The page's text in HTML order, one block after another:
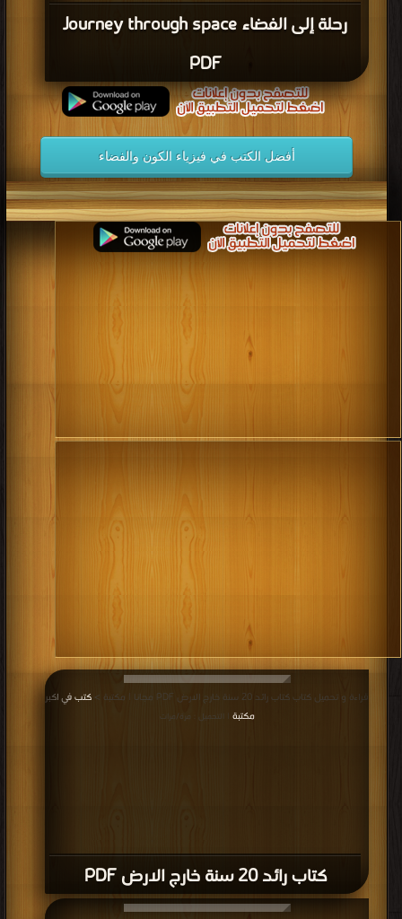
رحلة إلى الفضاء Journey through space
PDF
أفضل الكتب في فيزياء الكون والفضاء
كتاب رائد 20 سنة خارج الارض PDF
قراءة و تحميل كتاب كتاب رائد 20 سنة خارج الارض PDF مجانا | مكتبة >
كتب في اكبر
مكتبة
| التحميل : مرة/مرات